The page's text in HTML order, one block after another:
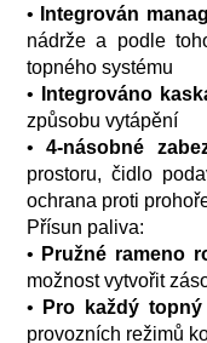
•
Integrován
nádrže a podle
topného systému
•
Integrováno
způsobu vytápění
•4-násobné
prostoru, čidlo
ochrana proti
Přísun paliva:
• Pružné rameno
možnost vytvořit
•
Pro každý
provozních režimů